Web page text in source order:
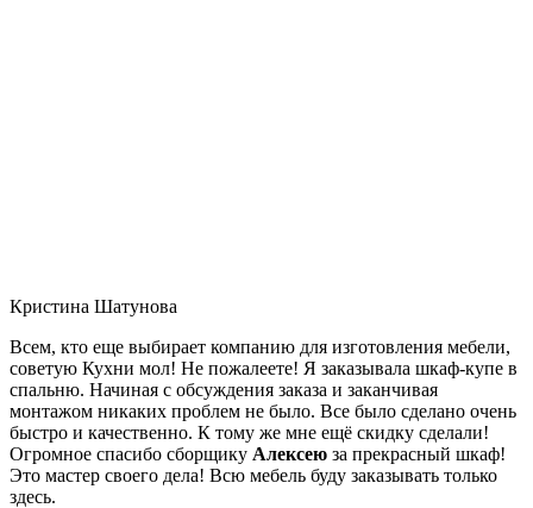
Кристина Шатунова
Всем, кто еще выбирает компанию для изготовления мебели,
советую Кухни мол! Не пожалеете! Я заказывала шкаф-купе в
спальню. Начиная с обсуждения заказа и заканчивая
монтажом никаких проблем не было. Все было сделано очень
быстро и качественно. К тому же мне ещё скидку сделали!
Огромное спасибо сборщику Алексею за прекрасный шкаф!
Это мастер своего дела! Всю мебель буду заказывать только
здесь.